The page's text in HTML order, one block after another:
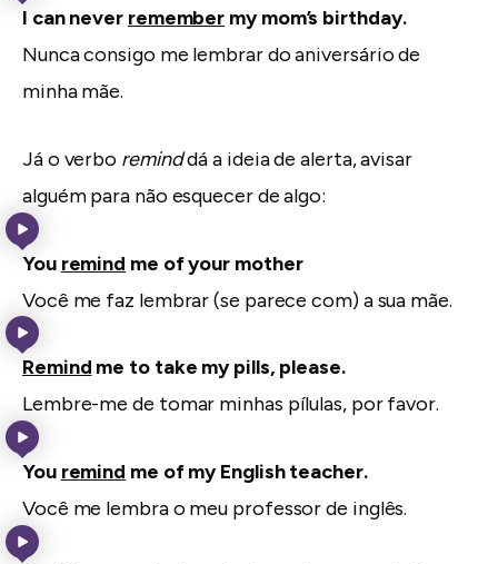
I can never remember my mom’s birthday.
Nunca consigo me lembrar do aniversário de
minha mãe.
Já o verbo reminddá a ideia de alerta, avisar
alguém para não esquecer de algo:
You remind me of your mother
Você me faz lembrar (se parece com) a sua mãe.
Remind me to take my pills, please.
Lembre-me de tomar minhas pílulas, por favor.
You remind me of my English teacher.
Você me lembra o meu professor de inglês.